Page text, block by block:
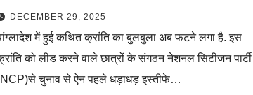
election National
Party Jamaat e Islami Nahid
Mahfuz Alam ntcppl
DECEMBER 29, 2025
में हुई कथित क्रांति का बुलबुला अब फटने लगा है. इस
को लीड करने वाले छात्रों के संगठन नेशनल सिटीजन पार्टी
चुनाव से ऐन पहले धड़ाधड़ इस्तीफे…